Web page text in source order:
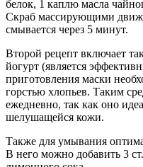
белок, 1 каплю масла
Скраб массирующими
смывается через 5 минут.
Второй рецепт включает
йогурт (является
приготовления маски
горстью хлопьев. Таким
ежедневно, так как оно
шелушащейся кожи.
Также для умывания
В него можно добавить 3